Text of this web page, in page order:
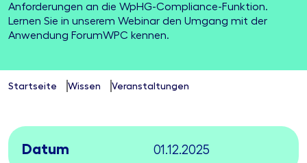
Anforderungen an die WpHG-Compliance-Funktion.
Lernen Sie in unserem Webinar den Umgang mit der
Anwendung ForumWPC kennen.
Startseite Wissen Veranstaltungen
Datum 01.12.2025